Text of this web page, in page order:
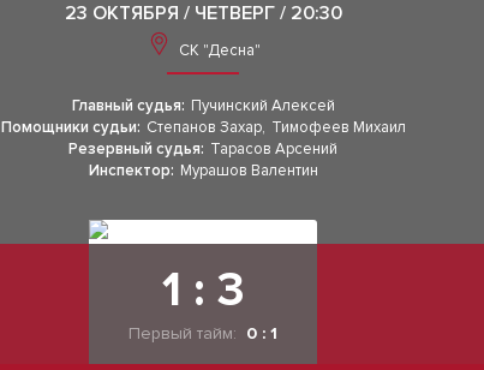
23 ОКТЯБРЯ / ЧЕТВЕРГ / 20:30
СК "Десна"
Главный судья: Пучинский Алексей
Помощники судьи: Степанов Захар, Тимофеев Михаил
Резервный судья: Тарасов Арсений
Инспектор: Мурашов Валентин
1 : 3
Первый тайм: 0 : 1